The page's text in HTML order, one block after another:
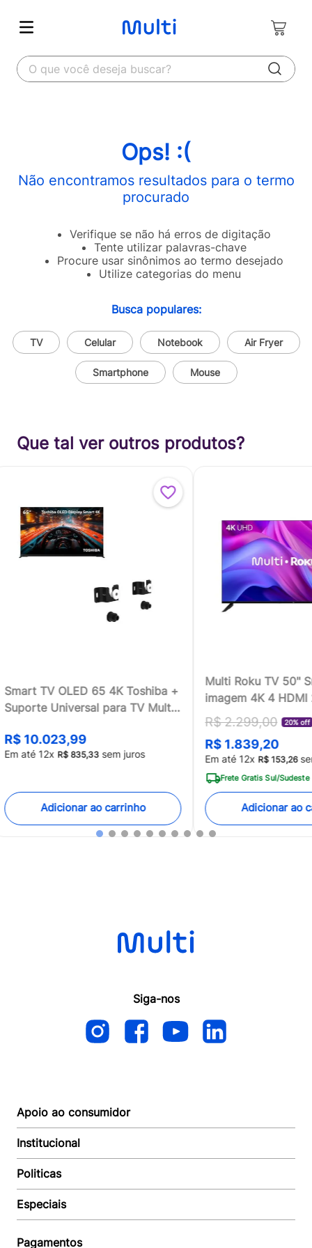
O que você deseja buscar?
Ops! :(
Não encontramos resultados para o termo
procurado
Verifique se não há erros de digitação
Tente utilizar palavras-chave
Procure usar sinônimos ao termo desejado
Utilize categorias do menu
Busca populares:
TV Celular Notebook Air Fryer
Smartphone Mouse
Que tal ver outros produtos?
Smart TV OLED 65 4K Toshiba +
Suporte Universal para TV Multi
R$ 10.023,99
Em até 12x R$ 835,33 sem juros
Adicionar ao carrinho
Multi Roku TV 50"
imagem 4K 4 HDMI
compatível com
Home -
[Reembalado]
R$ 2.299,00 20% off
R$ 1.839,20
Em até 12x R$ 153,26
Frete Gratis Sul/Sudeste
Adicionar ao
Siga-nos
Apoio ao consumidor
Autoatendimento
Suporte e reparo
Acompanhar Entrega
Baixe o APP
Institucional
Quem somos
Revendedor
Seja um Revendedor
Trabalhe conosco
Politicas
Política de Entrega
Política de Pagamento
Política de Privacidade
Especiais
Pagamentos